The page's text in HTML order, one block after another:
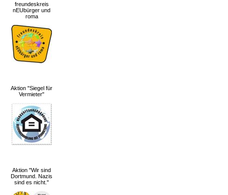
freundeskreis
nEUbürger und
roma
Aktion "Siegel für
Vermieter"
Aktion "Wir sind
Dortmund. Nazis
sind es nicht."